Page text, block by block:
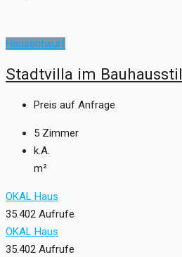
Hausentwurf
Stadtvilla im Bauhausstil
Preis auf Anfrage
5 Zimmer
k.A.
m²
OKAL Haus
35.402 Aufrufe
OKAL Haus
35.402 Aufrufe